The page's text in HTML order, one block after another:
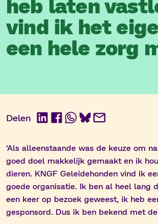
vind ik het
een hele zorg
Delen
LinkedIn
Facebook
WhatsApp
BlueSky
E-
‘Als alleenstaande was de keuze om
goed doel makkelijk gemaakt en ik
dieren. KNGF Geleidehonden vind ik
goede organisatie. Ik ben al heel lang
een keer op bezoek geweest, ik heb
gesponsord. Dus ik ben bekend met